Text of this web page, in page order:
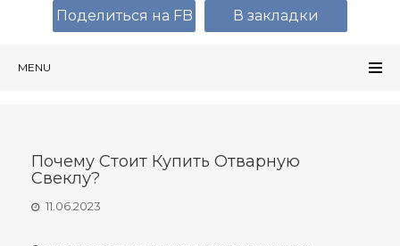
MENU
Почему Стоит Купить Отварную
Свеклу?
11.06.2023
Поделиться на FB В закладки